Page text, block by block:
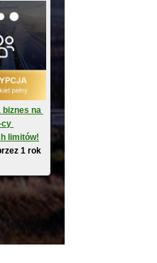
na
cy
limitów!
1 rok